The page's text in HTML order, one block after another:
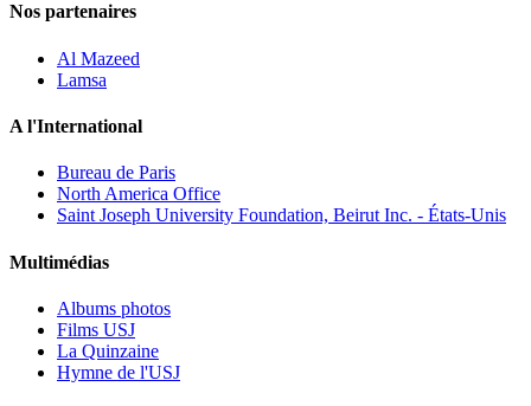
Nos partenaires
Al Mazeed
Lamsa
A l'International
Bureau de Paris
North America Office
Saint Joseph University Foundation, Beirut Inc. - États-Unis
Multimédias
Albums photos
Films USJ
La Quinzaine
Hymne de l'USJ